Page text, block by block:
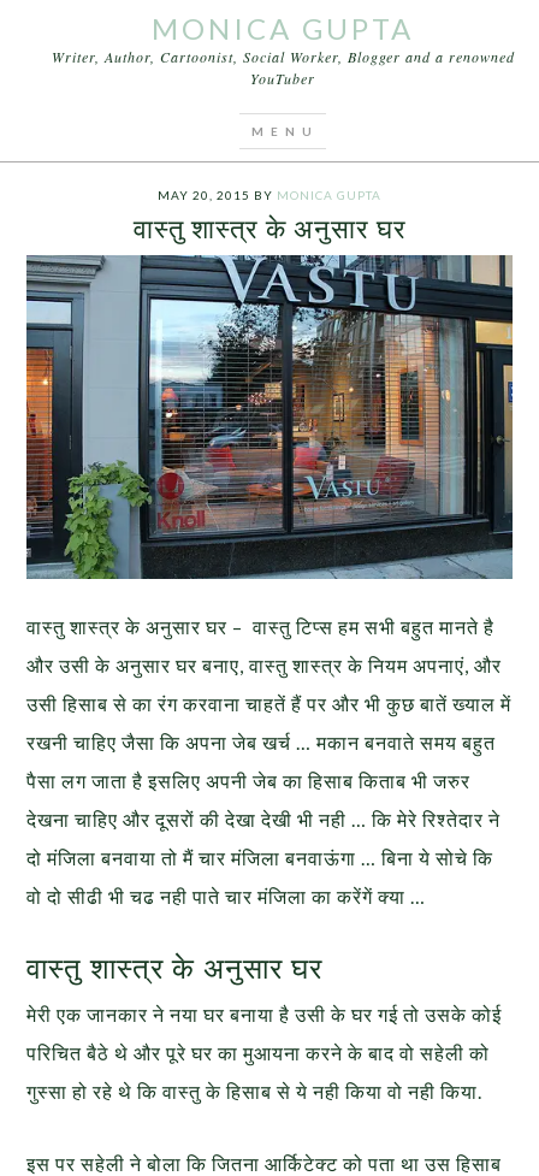
MONICA GUPTA
Writer, Author, Cartoonist, Social Worker, Blogger and a renowned
YouTuber
MAY 20, 2015 BY MONICA GUPTA
वास्तु शास्त्र के अनुसार घर
वास्तु शास्त्र के अनुसार घर – वास्तु टिप्स हम सभी बहुत मानते है
और उसी के अनुसार घर बनाए, वास्तु शास्त्र के नियम अपनाएं, और
उसी हिसाब से का रंग करवाना चाहतें हैं पर और भी कुछ बातें ख्याल में
रखनी चाहिए जैसा कि अपना जेब खर्च … मकान बनवाते समय बहुत
पैसा लग जाता है इसलिए अपनी जेब का हिसाब किताब भी जरुर
देखना चाहिए और दूसरों की देखा देखी भी नही … कि मेरे रिश्तेदार ने
दो मंजिला बनवाया तो मैं चार मंजिला बनवाऊंगा … बिना ये सोचे कि
वो दो सीढी भी चढ नही पाते चार मंजिला का करेंगें क्या …
वास्तु शास्त्र के अनुसार घर
मेरी एक जानकार ने नया घर बनाया है उसी के घर गई तो उसके कोई
परिचित बैठे थे और पूरे घर का मुआयना करने के बाद वो सहेली को
गुस्सा हो रहे थे कि वास्तु के हिसाब से ये नही किया वो नही किया.
इस पर सहेली ने बोला कि जितना आर्किटेक्ट को पता था उस हिसाब